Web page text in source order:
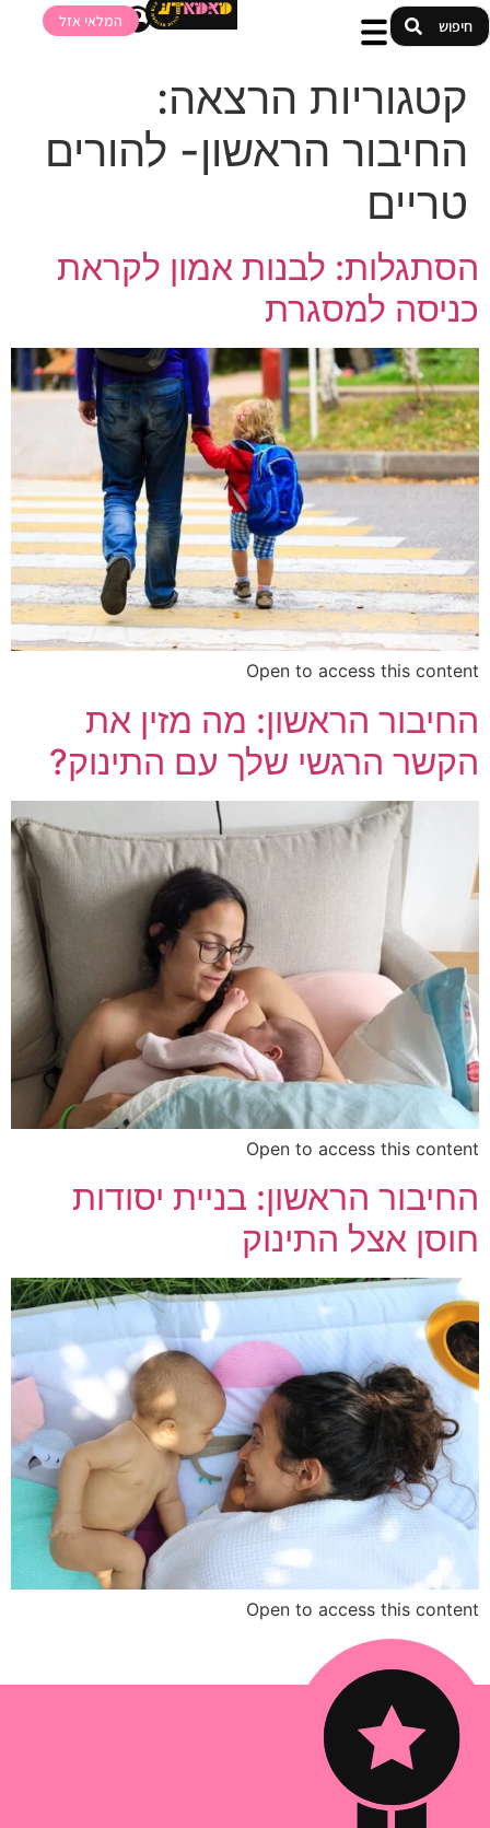
המלאי אזל
קטגוריות הרצאה:
החיבור הראשון- להורים
טריים
הסתגלות: לבנות אמון לקראת
כניסה למסגרת
Open to access this content
החיבור הראשון: מה מזין את
הקשר הרגשי שלך עם התינוק?
Open to access this content
החיבור הראשון: בניית יסודות
חוסן אצל התינוק
Open to access this content